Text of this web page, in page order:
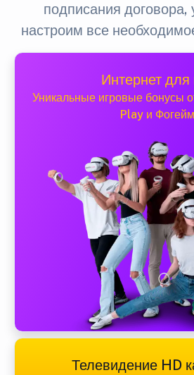
подписания договора,
настроим все
Интернет для
Уникальные игровые бонусы
Play и Фогейм
Телевидение HD